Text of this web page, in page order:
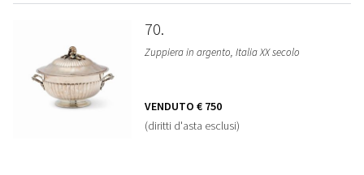
70
Zuppiera in argento, Italia XX secolo
VENDUTO € 750
(diritti d'asta esclusi)